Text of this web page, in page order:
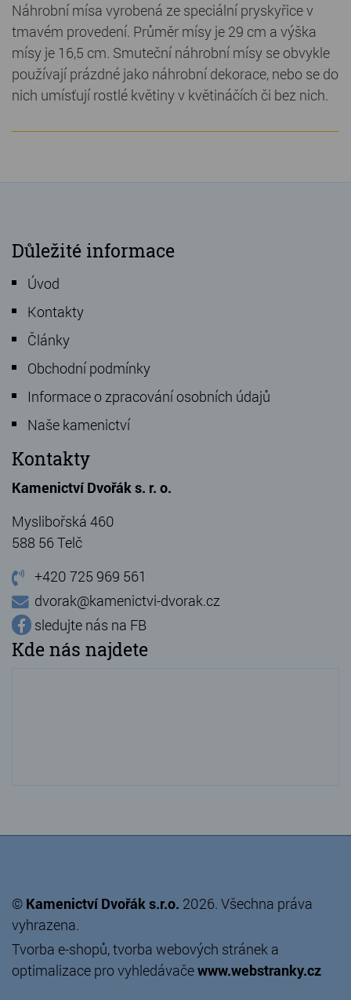
Náhrobní mísa vyrobená ze speciální pryskyřice v
tmavém provedení. Průměr mísy je 29 cm a výška
mísy je 16,5 cm. Smuteční náhrobní mísy se obvykle
používají prázdné jako náhrobní dekorace, nebo se do
nich umísťují rostlé květiny v květináčích či bez nich.
Důležité informace
Úvod
Kontakty
Články
Obchodní podmínky
Informace o zpracování osobních údajů
Naše kamenictví
Kontakty
Kamenictví Dvořák s. r. o.
Myslibořská 460
588 56 Telč
+420 725 969 561
dvorak@kamenictvi-dvorak.cz
sledujte nás na FB
Kde nás najdete
© Kamenictví Dvořák s.r.o. 2026. Všechna práva
vyhrazena.
Tvorba e-shopů,tvorba webových stránek a
optimalizace pro vyhledávačewww.webstranky.cz